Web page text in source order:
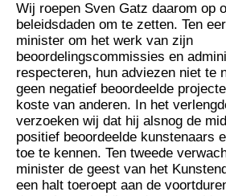
Wij roepen Sven Gatz daarom op
beleidsdaden om te zetten. Ten
minister om het werk van zijn
beoordelingscommissies en
respecteren, hun adviezen niet te
geen negatief beoordeelde
koste van anderen. In het
verzoeken wij dat hij alsnog de
positief beoordeelde kunstenaars
toe te kennen. Ten tweede
minister de geest van het
een halt toeroept aan de